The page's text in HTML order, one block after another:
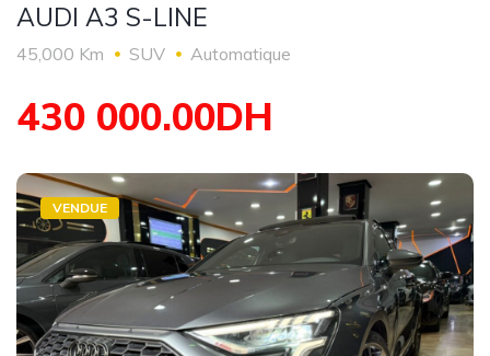
AUDI A3 S-LINE
45,000 Km SUV Automatique
430 000.00DH
VENDUE